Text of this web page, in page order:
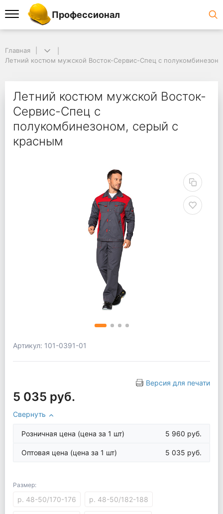
Профессионал
Главная
Летний костюм мужской Восток-Сервис-Спец с
Летний костюм мужской Восток-
Сервис-Спец с
полукомбинезоном, серый с
красным
Артикул: 101-0391-01
Версия для печати
5 035 руб.
Свернуть
Розничная цена (цена за 1 шт) 5 960 руб.
Оптовая цена (цена за 1 шт) 5 035 руб.
Размер:
р. 48-50/170-176 р. 48-50/182-188